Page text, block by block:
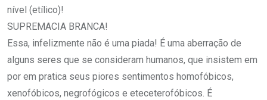
nível (etílico)!
SUPREMACIA BRANCA!
Essa, infelizmente não é uma piada! É uma aberração de
alguns seres que se consideram humanos, que insistem em
por em pratica seus piores sentimentos homofóbicos,
xenofóbicos, negrofógicos e eteceterofóbicos. É